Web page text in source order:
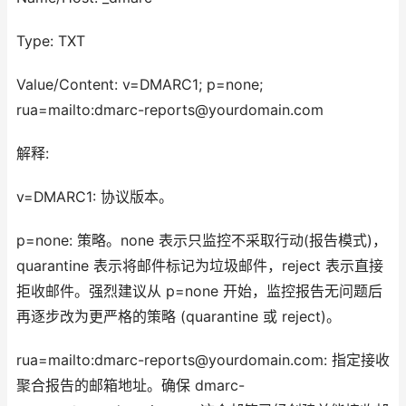
Type: TXT
Value/Content: v=DMARC1; p=none;
rua=mailto:dmarc-reports@yourdomain.com
解释:
v=DMARC1: 协议版本。
p=none: 策略。none 表示只监控不采取行动(报告模式)，
quarantine 表示将邮件标记为垃圾邮件，reject 表示直接
拒收邮件。强烈建议从 p=none 开始，监控报告无问题后
再逐步改为更严格的策略 (quarantine 或 reject)。
rua=mailto:dmarc-reports@yourdomain.com: 指定接收
聚合报告的邮箱地址。确保 dmarc-